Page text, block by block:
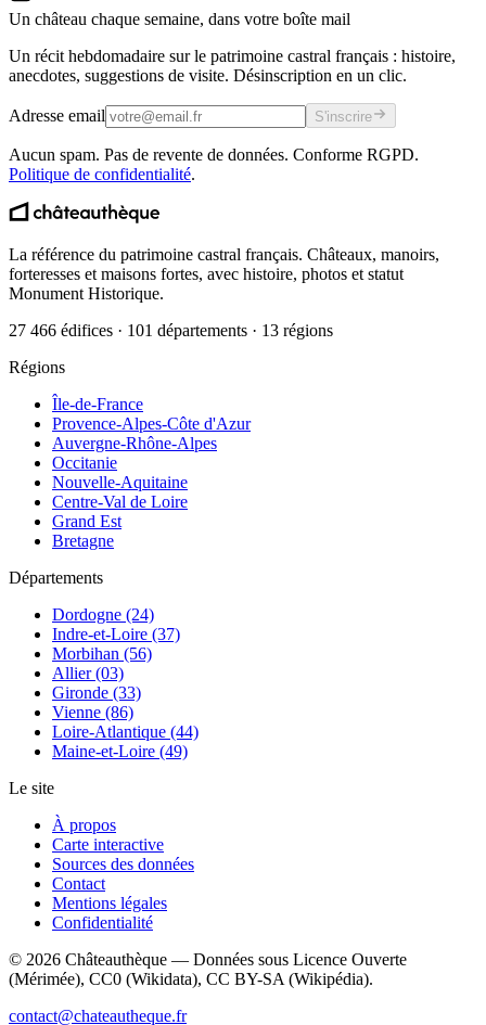
Un château chaque semaine, dans votre boîte mail
Un récit hebdomadaire sur le patrimoine castral français : histoire,
anecdotes, suggestions de visite. Désinscription en un clic.
Adresse email S'inscrire
Aucun spam. Pas de revente de données. Conforme RGPD.
Politique de confidentialité.
La référence du patrimoine castral français. Châteaux, manoirs,
forteresses et maisons fortes, avec histoire, photos et statut
Monument Historique.
27 466 édifices · 101 départements · 13 régions
Régions
Île-de-France
Provence-Alpes-Côte d'Azur
Auvergne-Rhône-Alpes
Occitanie
Nouvelle-Aquitaine
Centre-Val de Loire
Grand Est
Bretagne
Départements
Dordogne (24)
Indre-et-Loire (37)
Morbihan (56)
Allier (03)
Gironde (33)
Vienne (86)
Loire-Atlantique (44)
Maine-et-Loire (49)
Le site
À propos
Carte interactive
Sources des données
Contact
Mentions légales
Confidentialité
© 2026 Châteauthèque — Données sous Licence Ouverte
(Mérimée), CC0 (Wikidata), CC BY-SA (Wikipédia).
contact@chateautheque.fr